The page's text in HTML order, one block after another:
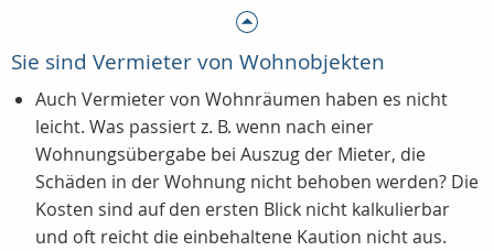
Sie sind Vermieter von Wohnobjekten
Auch Vermieter von Wohnräumen haben es nicht
leicht. Was passiert z. B. wenn nach einer
Wohnungsübergabe bei Auszug der Mieter, die
Schäden in der Wohnung nicht behoben werden? Die
Kosten sind auf den ersten Blick nicht kalkulierbar
und oft reicht die einbehaltene Kaution nicht aus.